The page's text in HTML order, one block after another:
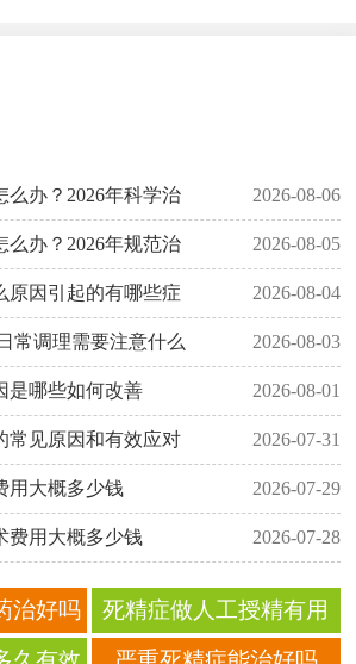
么办？2026年科学治 2026-08-06
么办？2026年规范治 2026-08-05
原因引起的有哪些症 2026-08-04
常调理需要注意什么 2026-08-03
是哪些如何改善 2026-08-01
常见原因和有效应对 2026-07-31
用大概多少钱 2026-07-29
费用大概多少钱 2026-07-28
治好吗
死精症做人工授精有用
吗